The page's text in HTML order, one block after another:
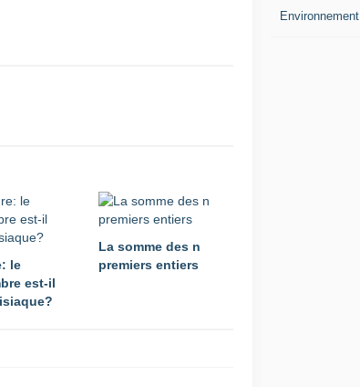
le
est-il
La somme des n
premiers entiers
Environnement